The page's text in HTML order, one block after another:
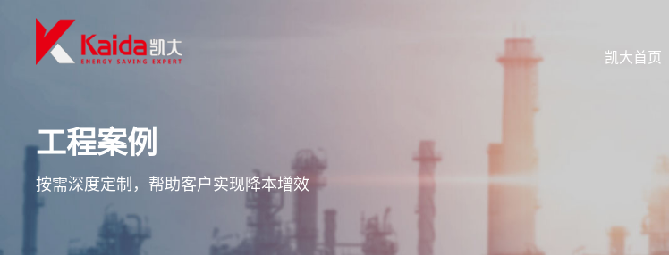
凯大首页
工程案例
按需深度定制，帮助客户实现降本增效